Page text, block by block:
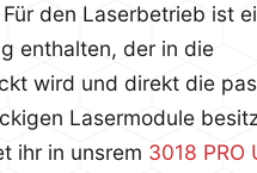
den Laserbetrieb ist
enthalten, der in die
wird und direkt die
Lasermodule
ihr in unsrem 3018 PRO